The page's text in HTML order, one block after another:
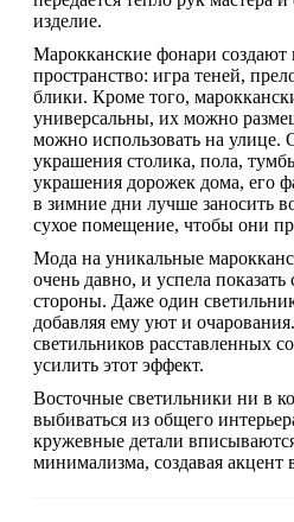
изделие.
Марокканские фонари
пространство: игра теней,
блики. Кроме того,
универсальны, их можно
можно использовать на улице.
украшения столика, пола,
украшения дорожек дома, его
в зимние дни лучше заносить
сухое помещение, чтобы они
Мода на уникальные
очень давно, и успела
стороны. Даже один
добавляя ему уют и
светильников расставленных
усилить этот эффект.
Восточные светильники ни в
выбиваться из общего
кружевные детали
минимализма, создавая